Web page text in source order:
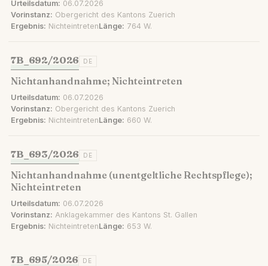
Urteilsdatum: 06.07.2026
Vorinstanz: Obergericht des Kantons Zuerich
Ergebnis: NichteintretenLänge: 764 W.
7B_692/2026 DE
Nichtanhandnahme; Nichteintreten
Urteilsdatum: 06.07.2026
Vorinstanz: Obergericht des Kantons Zuerich
Ergebnis: NichteintretenLänge: 660 W.
7B_693/2026 DE
Nichtanhandnahme (unentgeltliche Rechtspflege);
Nichteintreten
Urteilsdatum: 06.07.2026
Vorinstanz: Anklagekammer des Kantons St. Gallen
Ergebnis: NichteintretenLänge: 653 W.
7B_695/2026 DE